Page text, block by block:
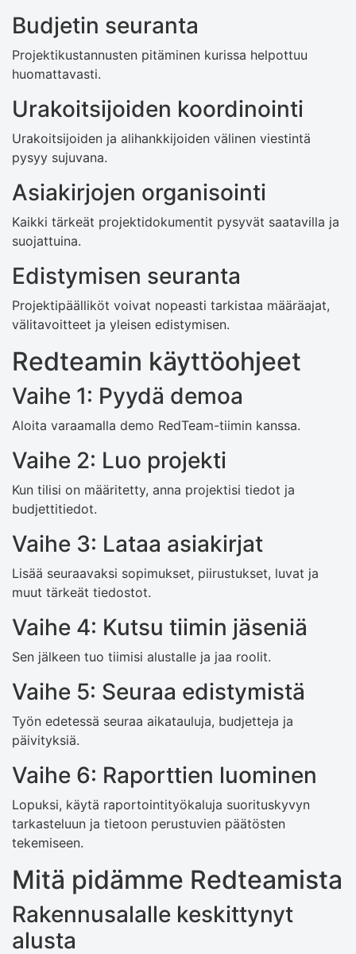
Budjetin seuranta
Projektikustannusten pitäminen kurissa helpottuu
huomattavasti.
Urakoitsijoiden koordinointi
Urakoitsijoiden ja alihankkijoiden välinen viestintä
pysyy sujuvana.
Asiakirjojen organisointi
Kaikki tärkeät projektidokumentit pysyvät saatavilla ja
suojattuina.
Edistymisen seuranta
Projektipäälliköt voivat nopeasti tarkistaa määräajat,
välitavoitteet ja yleisen edistymisen.
Redteamin käyttöohjeet
Vaihe 1: Pyydä demoa
Aloita varaamalla demo RedTeam-tiimin kanssa.
Vaihe 2: Luo projekti
Kun tilisi on määritetty, anna projektisi tiedot ja
budjettitiedot.
Vaihe 3: Lataa asiakirjat
Lisää seuraavaksi sopimukset, piirustukset, luvat ja
muut tärkeät tiedostot.
Vaihe 4: Kutsu tiimin jäseniä
Sen jälkeen tuo tiimisi alustalle ja jaa roolit.
Vaihe 5: Seuraa edistymistä
Työn edetessä seuraa aikatauluja, budjetteja ja
päivityksiä.
Vaihe 6: Raporttien luominen
Lopuksi, käytä raportointityökaluja suorituskyvyn
tarkasteluun ja tietoon perustuvien päätösten
tekemiseen.
Mitä pidämme Redteamista
Rakennusalalle keskittynyt
alusta